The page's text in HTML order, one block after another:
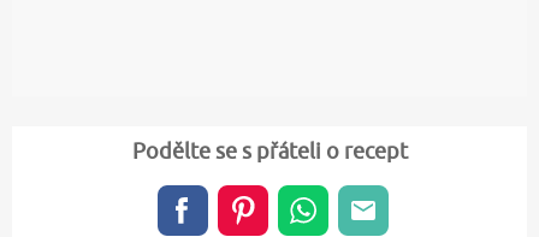
Podělte se s přáteli o recept